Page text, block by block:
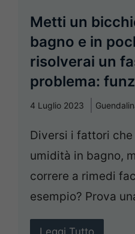
Metti un
bagno e in
risolverai un
problema:
4 Luglio 2023
Diversi i fattori
umidità in bagno,
correre a rimedi
esempio? Prova